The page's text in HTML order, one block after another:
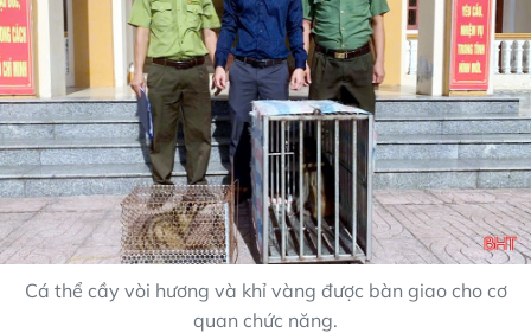
Cá thể cầy vòi hương và khỉ vàng được bàn giao cho cơ
quan chức năng.